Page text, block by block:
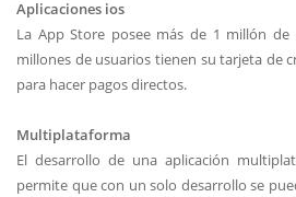
Aplicaciones ios
La App Store posee más de 1 millón de
millones de usuarios tienen su tarjeta de
para hacer pagos directos.
Multiplataforma
El desarrollo de una aplicación
permite que con un solo desarrollo se